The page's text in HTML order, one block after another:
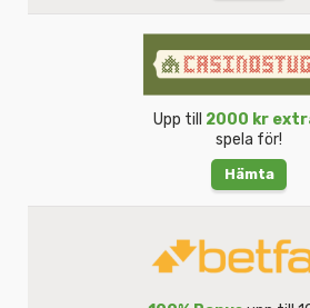
Upp till 2000 kr
spela för!
Hämta